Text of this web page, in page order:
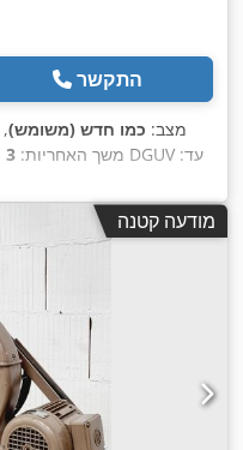
התקשר
מצב: כמו חדש (משומש),
, משך האחריות: 3 חודשים
, מאושר על ידי DGUV עד:
כולל:1,420 מ"מ , 24 V,
תדירות כניסה:
אורך:
מודעה קטנה